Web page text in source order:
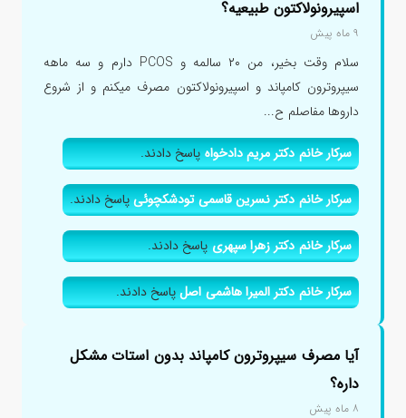
اسپیرونولاکتون طبیعیه؟
۹ ماه پیش
سلام وقت بخیر، من ۲۰ سالمه و PCOS دارم و سه ماهه
سیپروترون کامپاند و اسپیرونولاکتون مصرف میکنم و از شروع
داروها مفاصلم ح...
سرکار خانم دکتر مریم دادخواهپاسخ دادند.
سرکار خانم دکتر نسرین قاسمی تودشکچوئیپاسخ دادند.
سرکار خانم دکتر زهرا سپهریپاسخ دادند.
سرکار خانم دکتر المیرا هاشمی اصلپاسخ دادند.
آیا مصرف سیپروترون کامپاند بدون استات مشکل
داره؟
۸ ماه پیش